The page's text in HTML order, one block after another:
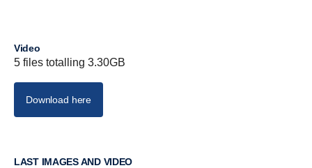
Video
5 files totalling 3.30GB
Download here
LAST IMAGES AND VIDEO